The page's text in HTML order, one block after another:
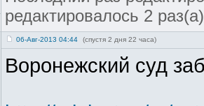
редактировалось 2 раз(а)
06-Авг-2013 04:44 (спустя 2 дня 22 часа)
Воронежский суд